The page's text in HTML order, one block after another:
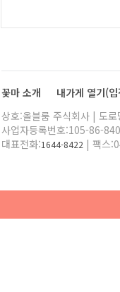
꽃마 소개 내가게 열기(
상호:올블룸 주식회사 | 도
사업자등록번호:105-86-
대표전화:1644-8422 | 팩스